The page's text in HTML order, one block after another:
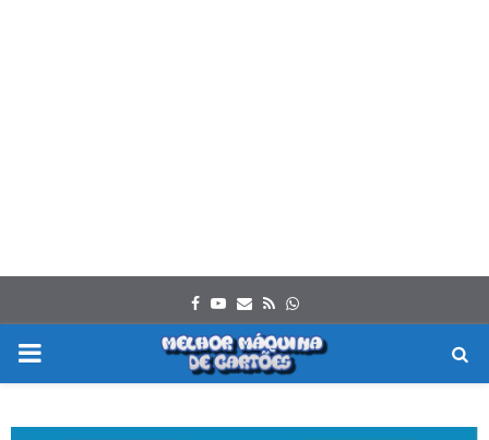
Facebook
Youtube
Email
RssWhatsapp
PRIMARY